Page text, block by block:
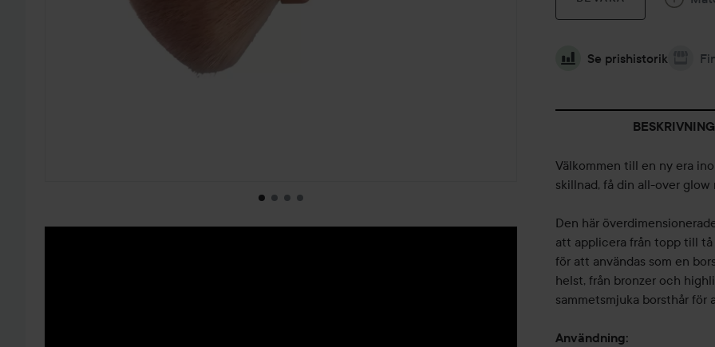
Se prishistorik
BESKRIVNING
Välkommen till en ny era
skillnad, få din all-over
Den här
att applicera från topp till
för att användas som en
helst, från bronzer och
sammetsmjuka borsthår för
Användning: